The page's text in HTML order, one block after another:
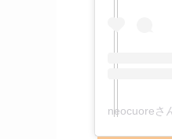
neocuoreさ